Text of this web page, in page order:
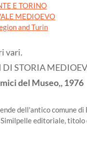
E TORINO
MEDIOEVO
and Turin
vari.
DI STORIA
del Museo,,1976
dell'antico comune
editoriale, titolo